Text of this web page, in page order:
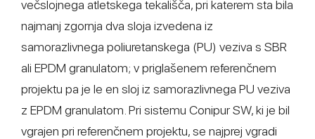
večslojnega atletskega tekališča, pri katerem sta bila
najmanj zgornja dva sloja izvedena iz
samorazlivnega poliuretanskega (PU) veziva s SBR
ali EPDM granulatom; v priglašenem referenčnem
projektu pa je le en sloj iz samorazlivnega PU veziva
z EPDM granulatom. Pri sistemu Conipur SW, ki je bil
vgrajen pri referenčnem projektu, se najprej vgradi